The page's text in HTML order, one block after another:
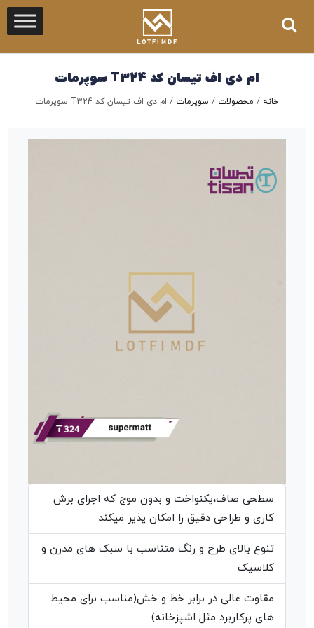
ام دی اف تیسان کد T324 سوپرمات
خانه / محصولات / سوپرمات / ام دی اف تیسان کد T324 سوپرمات
سطحی صاف،یکنواخت و بدون موج که اجرای برش
کاری و طراحی دقیق را امکان پذیر میکند
تنوع بالای طرح و رنگ متناسب با سبک های مدرن و
کلاسیک
مقاوت عالی در برابر خط و خش(مناسب برای محیط
های پرکاربرد مثل اشپزخانه)